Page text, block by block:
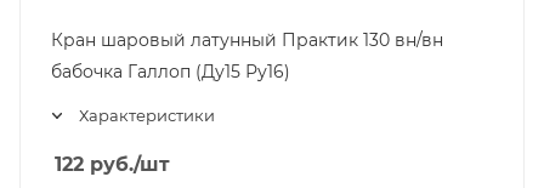
Кран шаровый латунный Практик 130 вн/вн
бабочка Галлоп (Ду15 Ру16)
Характеристики
122 руб./шт